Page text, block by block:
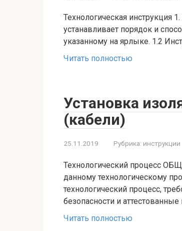
Технологическая инструкция
устанавливает порядок и
указанному на ярлыке. 1.2
Читать полностью
Установка
(кабели)
25.11.2019 Рубрика: инструкции
Технологический процесс
данному технологическому
технологический процесс,
безопасности и аттестованные
Читать полностью